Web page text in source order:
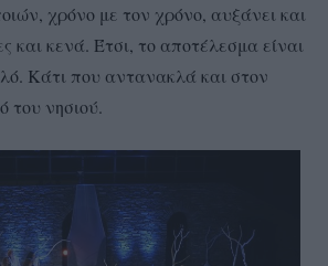
χρόνο με τον χρόνο, αυξάνει και
και κενά. Έτσι, το αποτέλεσμα είναι
Κάτι που αντανακλά και στον
του νησιού.